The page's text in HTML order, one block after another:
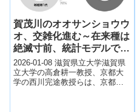
賀茂川のオオサンショウウ
オ、交雑化進む～在来種は
絶滅寸前、統計モデルで判
明～
2026-01-08 滋賀県立大学滋賀県
立大学の高倉耕一教授、京都大
学の西川完途教授らは、京都